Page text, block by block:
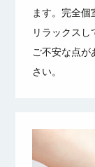
ます。完全個
リラックスし
ご不安な点が
さい。